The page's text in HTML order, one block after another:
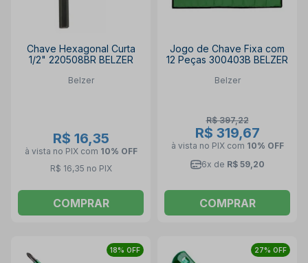
Chave Hexagonal Curta
1/2" 220508BR BELZER
Belzer
R$ 16,35
à vista no PIX com 10% OFF
R$ 16,35 no PIX
COMPRAR
Jogo de Chave Fixa com
12 Peças 300403B BELZER
Belzer
R$ 397,22
R$ 319,67
à vista no PIX com 10% OFF
6x de R$ 59,20
COMPRAR
18% OFF 27% OFF